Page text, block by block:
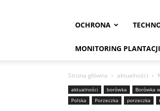
OCHRONA
MONITORING PLANTACJI
Strona główna aktualności
aktualności borówka Borówka
Polska
Porzeczka porzeczka